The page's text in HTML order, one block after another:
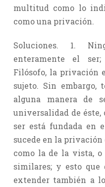
multitud como lo
como una privación.
Soluciones. 1.
enteramente el
Filósofo, la privación
sujeto. Sin embargo,
alguna manera de
universalidad de
ser está fundada en
sucede en la
como la de la vista, o
similares; y esto que
extender también a